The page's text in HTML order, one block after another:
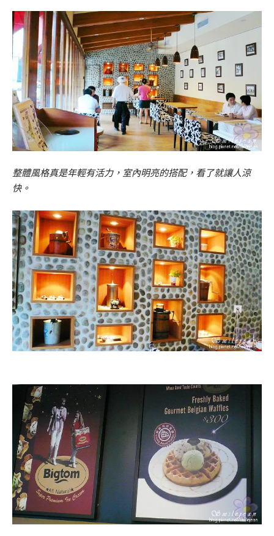
整體風格真是年輕有活力，室內明亮的搭配，看了就讓人涼
快。